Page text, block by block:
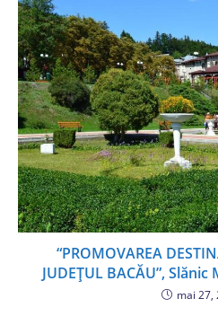
“PROMOVAREA
JUDEȚUL BACĂU”,
mai 27,